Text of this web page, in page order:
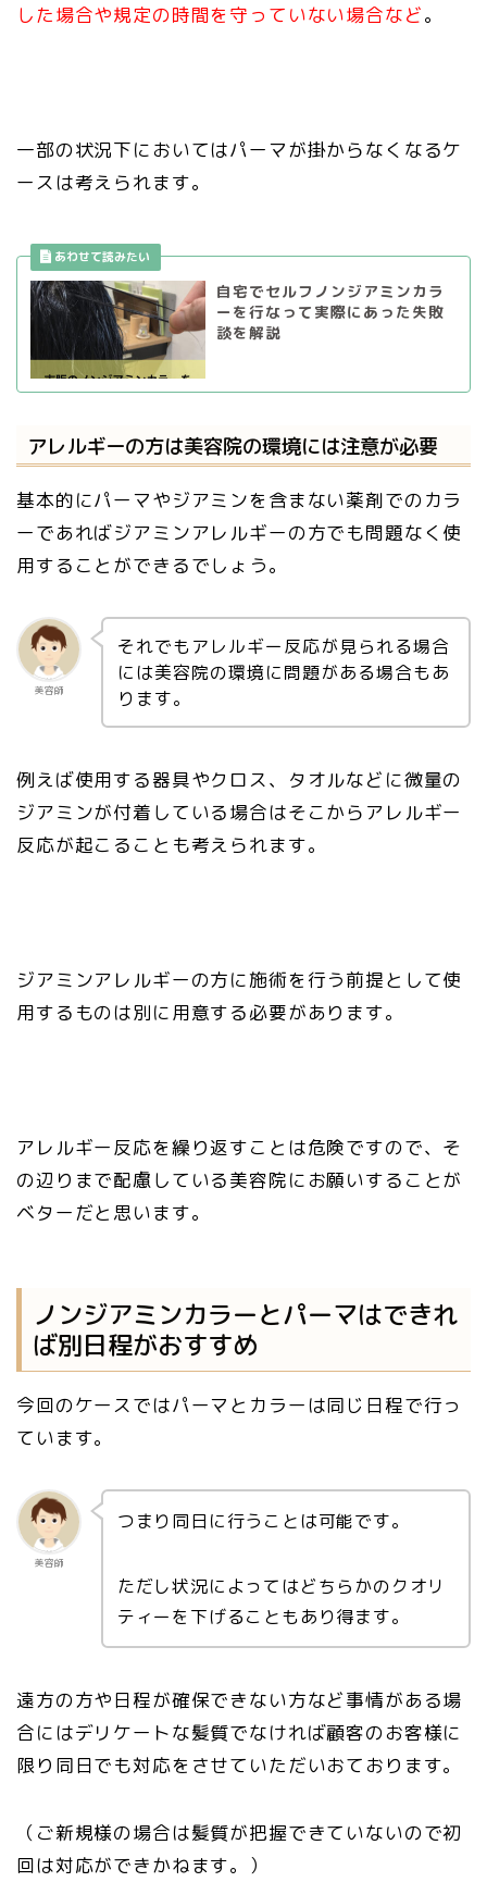
した場合や規定の時間を守っていない場合など。
一部の状況下においてはパーマが掛からなくなるケ
ースは考えられます。
自宅でセルフノンジアミンカラ
ーを行なって実際にあった失敗
談を解説
アレルギーの方は美容院の環境には注意が必要
基本的にパーマやジアミンを含まない薬剤でのカラ
ーであればジアミンアレルギーの方でも問題なく使
用することができるでしょう。
美容師
それでもアレルギー反応が見られる場合
には美容院の環境に問題がある場合もあ
ります。
例えば使用する器具やクロス、タオルなどに微量の
ジアミンが付着している場合はそこからアレルギー
反応が起こることも考えられます。
ジアミンアレルギーの方に施術を行う前提として使
用するものは別に用意する必要があります。
アレルギー反応を繰り返すことは危険ですので、そ
の辺りまで配慮している美容院にお願いすることが
ベターだと思います。
ノンジアミンカラーとパーマはできれ
ば別日程がおすすめ
今回のケースではパーマとカラーは同じ日程で行っ
ています。
美容師
つまり同日に行うことは可能です。
ただし状況によってはどちらかのクオリ
ティーを下げることもあり得ます。
遠方の方や日程が確保できない方など事情がある場
合にはデリケートな髪質でなければ顧客のお客様に
限り同日でも対応をさせていただいおております。
（ご新規様の場合は髪質が把握できていないので初
回は対応ができかねます。）